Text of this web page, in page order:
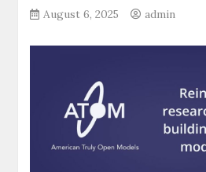
August 6, 2025 admin